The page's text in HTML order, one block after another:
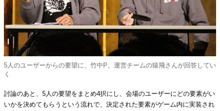
5人のユーザーからの要望に、竹中P、運営チームの猿飛さんが回答してい
く
討論のあと、5人の要望をまとめ4択にし、会場のユーザーにどの要素がい
いかを決めてもらうという流れで、決定された要素がゲーム内に実装され